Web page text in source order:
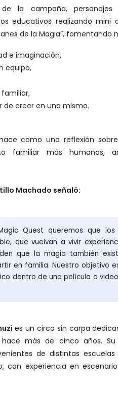
la campaña, personajes
educativos realizando
de la Magia”, fomentando
e imaginación,
equipo,
de creer en uno mismo.
como una reflexión
familiar más humanos,
Machado señaló:
Quest queremos que
que vuelvan a vivir
que la magia también
en familia. Nuestro objetivo
dentro de una película o
es un circo sin carpa
más de cinco años.
de distintas
con experiencia en